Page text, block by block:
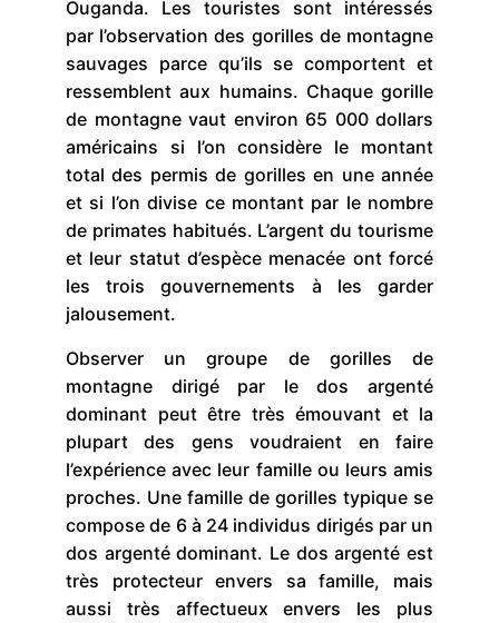
Ouganda. Les touristes sont intéressés
par l’observation des gorilles de montagne
sauvages parce qu’ils se comportent et
ressemblent aux humains. Chaque gorille
de montagne vaut environ 65 000 dollars
américains si l’on considère le montant
total des permis de gorilles en une année
et si l’on divise ce montant par le nombre
de primates habitués. L’argent du tourisme
et leur statut d’espèce menacée ont forcé
les trois gouvernements à les garder
jalousement.
Observer un groupe de gorilles de
montagne dirigé par le dos argenté
dominant peut être très émouvant et la
plupart des gens voudraient en faire
l’expérience avec leur famille ou leurs amis
proches. Une famille de gorilles typique se
compose de 6 à 24 individus dirigés par un
dos argenté dominant. Le dos argenté est
très protecteur envers sa famille, mais
aussi très affectueux envers les plus